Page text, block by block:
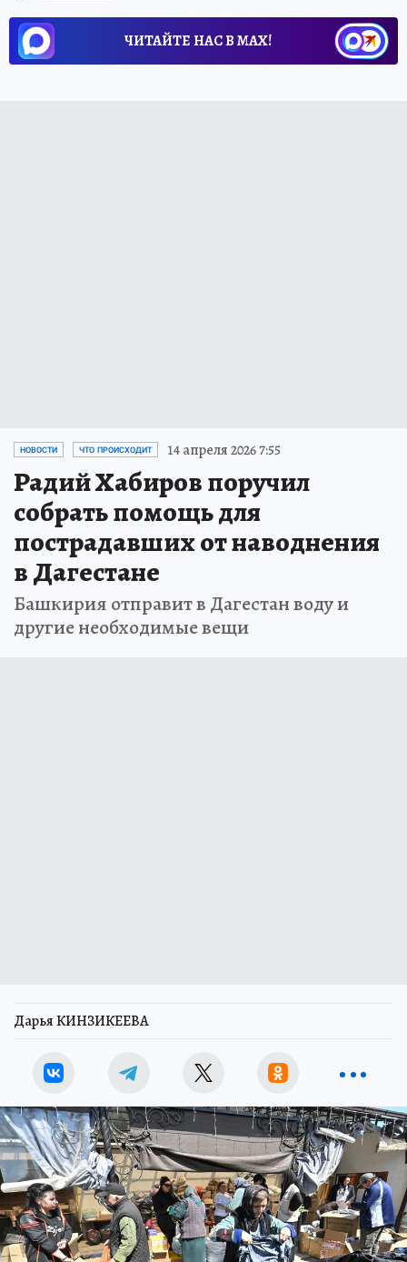
ЧИТАЙТЕ НАС В МАХ!
НОВОСТИ ЧТО ПРОИСХОДИТ 14 апреля 2026 7:55
Радий Хабиров поручил
собрать помощь для
пострадавших от наводнения
в Дагестане
Башкирия отправит в Дагестан воду и
другие необходимые вещи
Дарья КИНЗИКЕЕВА